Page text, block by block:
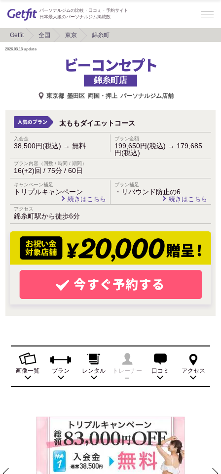
パーソナルジムの比較・口コミ・予約サイト
日本最大級のパーソナルジム掲載数
Getfit 全国 東京 錦糸町
2026.03.13 update
ビーコンセプト
錦糸町店
東京都 墨田区 両国・押上 パーソナルジム店舗
太ももダイエットコース
入会金
38,500円(税込) → 無料
プラン金額
199,650円(税込) → 179,685
円(税込)
プラン内容（回数 / 時間 / 期間）
16(+2)回 / 75分 / 60日
キャンペーン補足
トリプルキャンペーン…
続きはこちら
プラン補足
・リバウンド防止の6…
続きはこちら
アクセス
錦糸町駅から徒歩6分
画像一覧 プラン レンタル トレーナー 口コミ アクセス